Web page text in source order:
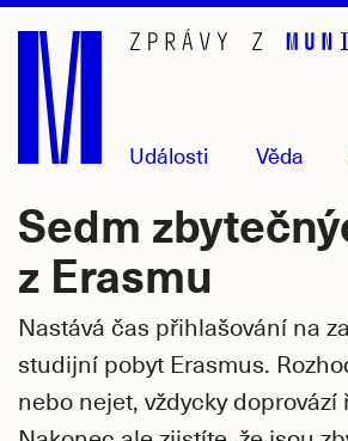
Přejít
hlavní
obsah
Události Věda
Sedm
z Erasmu
Nastává čas přihlašování na
studijní pobyt Erasmus.
nebo nejet, vždycky doprovází